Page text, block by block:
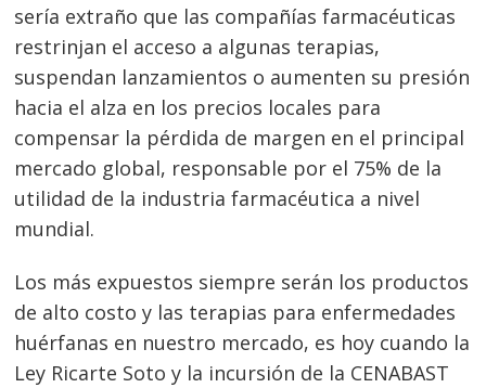
sería extraño que las compañías farmacéuticas
restrinjan el acceso a algunas terapias,
suspendan lanzamientos o aumenten su presión
hacia el alza en los precios locales para
compensar la pérdida de margen en el principal
mercado global, responsable por el 75% de la
utilidad de la industria farmacéutica a nivel
mundial.
Los más expuestos siempre serán los productos
de alto costo y las terapias para enfermedades
huérfanas en nuestro mercado, es hoy cuando la
Ley Ricarte Soto y la incursión de la CENABAST
Navegación
de
entradas